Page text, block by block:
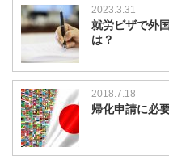
2023.3.31
就労ビザで外
は？
2018.7.18
帰化申請に必